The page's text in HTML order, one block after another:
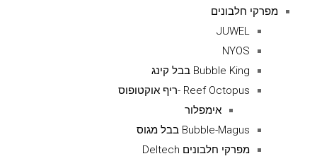
מפרקי חלבונים
JUWEL
NYOS
Bubble King בבל קינג
Reef Octopus -ריף אוקטופוס
אימפלור
Bubble-Magus בבל מגוס
מפרקי חלבונים Deltech